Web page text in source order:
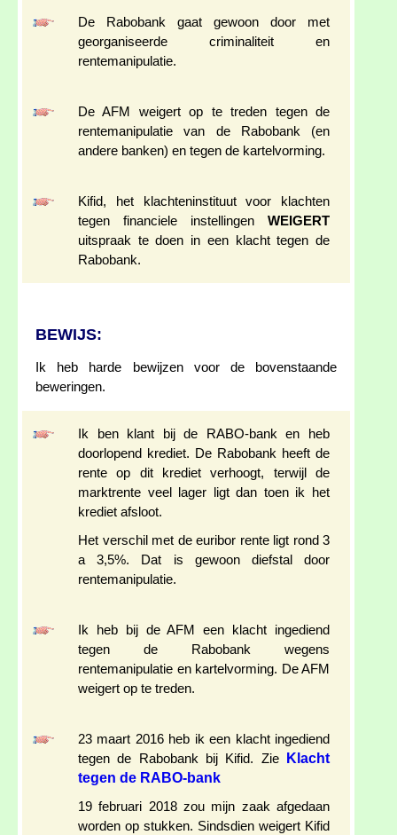
De Rabobank gaat gewoon door met
georganiseerde criminaliteit en
rentemanipulatie.
De AFM weigert op te treden tegen de
rentemanipulatie van de Rabobank (en
andere banken) en tegen de kartelvorming.
Kifid, het klachteninstituut voor klachten
tegen financiele instellingen WEIGERT
uitspraak te doen in een klacht tegen de
Rabobank.
BEWIJS:
Ik heb harde bewijzen voor de bovenstaande
beweringen.
Ik ben klant bij de RABO-bank en heb
doorlopend krediet. De Rabobank heeft de
rente op dit krediet verhoogt, terwijl de
marktrente veel lager ligt dan toen ik het
krediet afsloot.
Het verschil met de euribor rente ligt rond 3
a 3,5%. Dat is gewoon diefstal door
rentemanipulatie.
Ik heb bij de AFM een klacht ingediend
tegen de Rabobank wegens
rentemanipulatie en kartelvorming. De AFM
weigert op te treden.
23 maart 2016 heb ik een klacht ingediend
tegen de Rabobank bij Kifid. Zie
Klacht
tegen de RABO-bank
19 februari 2018 zou mijn zaak afgedaan
worden op stukken. Sindsdien weigert Kifid